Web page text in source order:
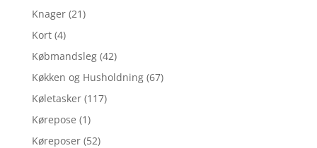
Knager (21)
Kort (4)
Købmandsleg (42)
Køkken og Husholdning (67)
Køletasker (117)
Kørepose (1)
Køreposer (52)